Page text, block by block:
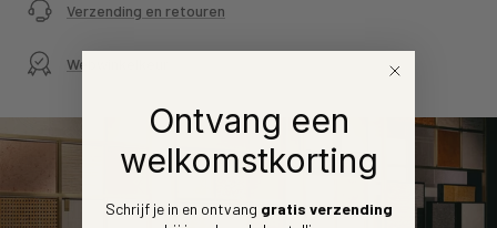
Verzending en retouren
Webwinkelkeur
Ontvang een
welkomstkorting
Schrijf je in en ontvang gratis verzending